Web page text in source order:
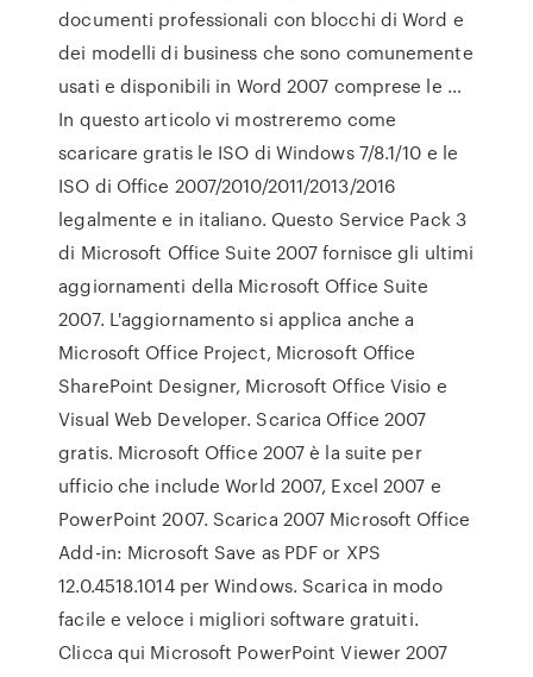
documenti professionali con blocchi di Word e
dei modelli di business che sono comunemente
usati e disponibili in Word 2007 comprese le …
In questo articolo vi mostreremo come
scaricare gratis le ISO di Windows 7/8.1/10 e le
ISO di Office 2007/2010/2011/2013/2016
legalmente e in italiano. Questo Service Pack 3
di Microsoft Office Suite 2007 fornisce gli ultimi
aggiornamenti della Microsoft Office Suite
2007. L'aggiornamento si applica anche a
Microsoft Office Project, Microsoft Office
SharePoint Designer, Microsoft Office Visio e
Visual Web Developer. Scarica Office 2007
gratis. Microsoft Office 2007 è la suite per
ufficio che include World 2007, Excel 2007 e
PowerPoint 2007. Scarica 2007 Microsoft Office
Add-in: Microsoft Save as PDF or XPS
12.0.4518.1014 per Windows. Scarica in modo
facile e veloce i migliori software gratuiti.
Clicca qui Microsoft PowerPoint Viewer 2007